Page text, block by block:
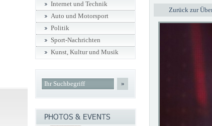
Zurück zur
Internet und Technik
Auto und Motorsport
Politik
Sport-Nachrichten
Kunst, Kultur und Musik
»